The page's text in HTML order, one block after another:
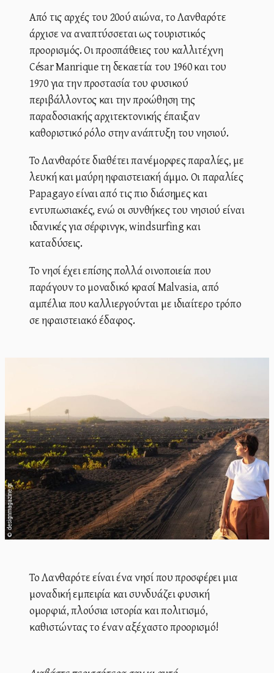
Από τις αρχές του 20ού αιώνα, το Λανθαρότε
άρχισε να αναπτύσσεται ως τουριστικός
προορισμός. Οι προσπάθειες του καλλιτέχνη
César Manrique τη δεκαετία του 1960 και του
1970 για την προστασία του φυσικού
περιβάλλοντος και την προώθηση της
παραδοσιακής αρχιτεκτονικής έπαιξαν
καθοριστικό ρόλο στην ανάπτυξη του νησιού.
Το Λανθαρότε διαθέτει πανέμορφες παραλίες, με
λευκή και μαύρη ηφαιστειακή άμμο. Οι παραλίες
Papagayo είναι από τις πιο διάσημες και
εντυπωσιακές, ενώ οι συνθήκες του νησιού είναι
ιδανικές για σέρφινγκ, windsurfing και
καταδύσεις.
Το νησί έχει επίσης πολλά οινοποιεία που
παράγουν το μοναδικό κρασί Malvasia, από
αμπέλια που καλλιεργούνται με ιδιαίτερο τρόπο
σε ηφαιστειακό έδαφος.
©
designmagazine.gr
Το Λανθαρότε είναι ένα νησί που προσφέρει μια
μοναδική εμπειρία και συνδυάζει φυσική
ομορφιά, πλούσια ιστορία και πολιτισμό,
καθιστώντας το έναν αξέχαστο προορισμό!